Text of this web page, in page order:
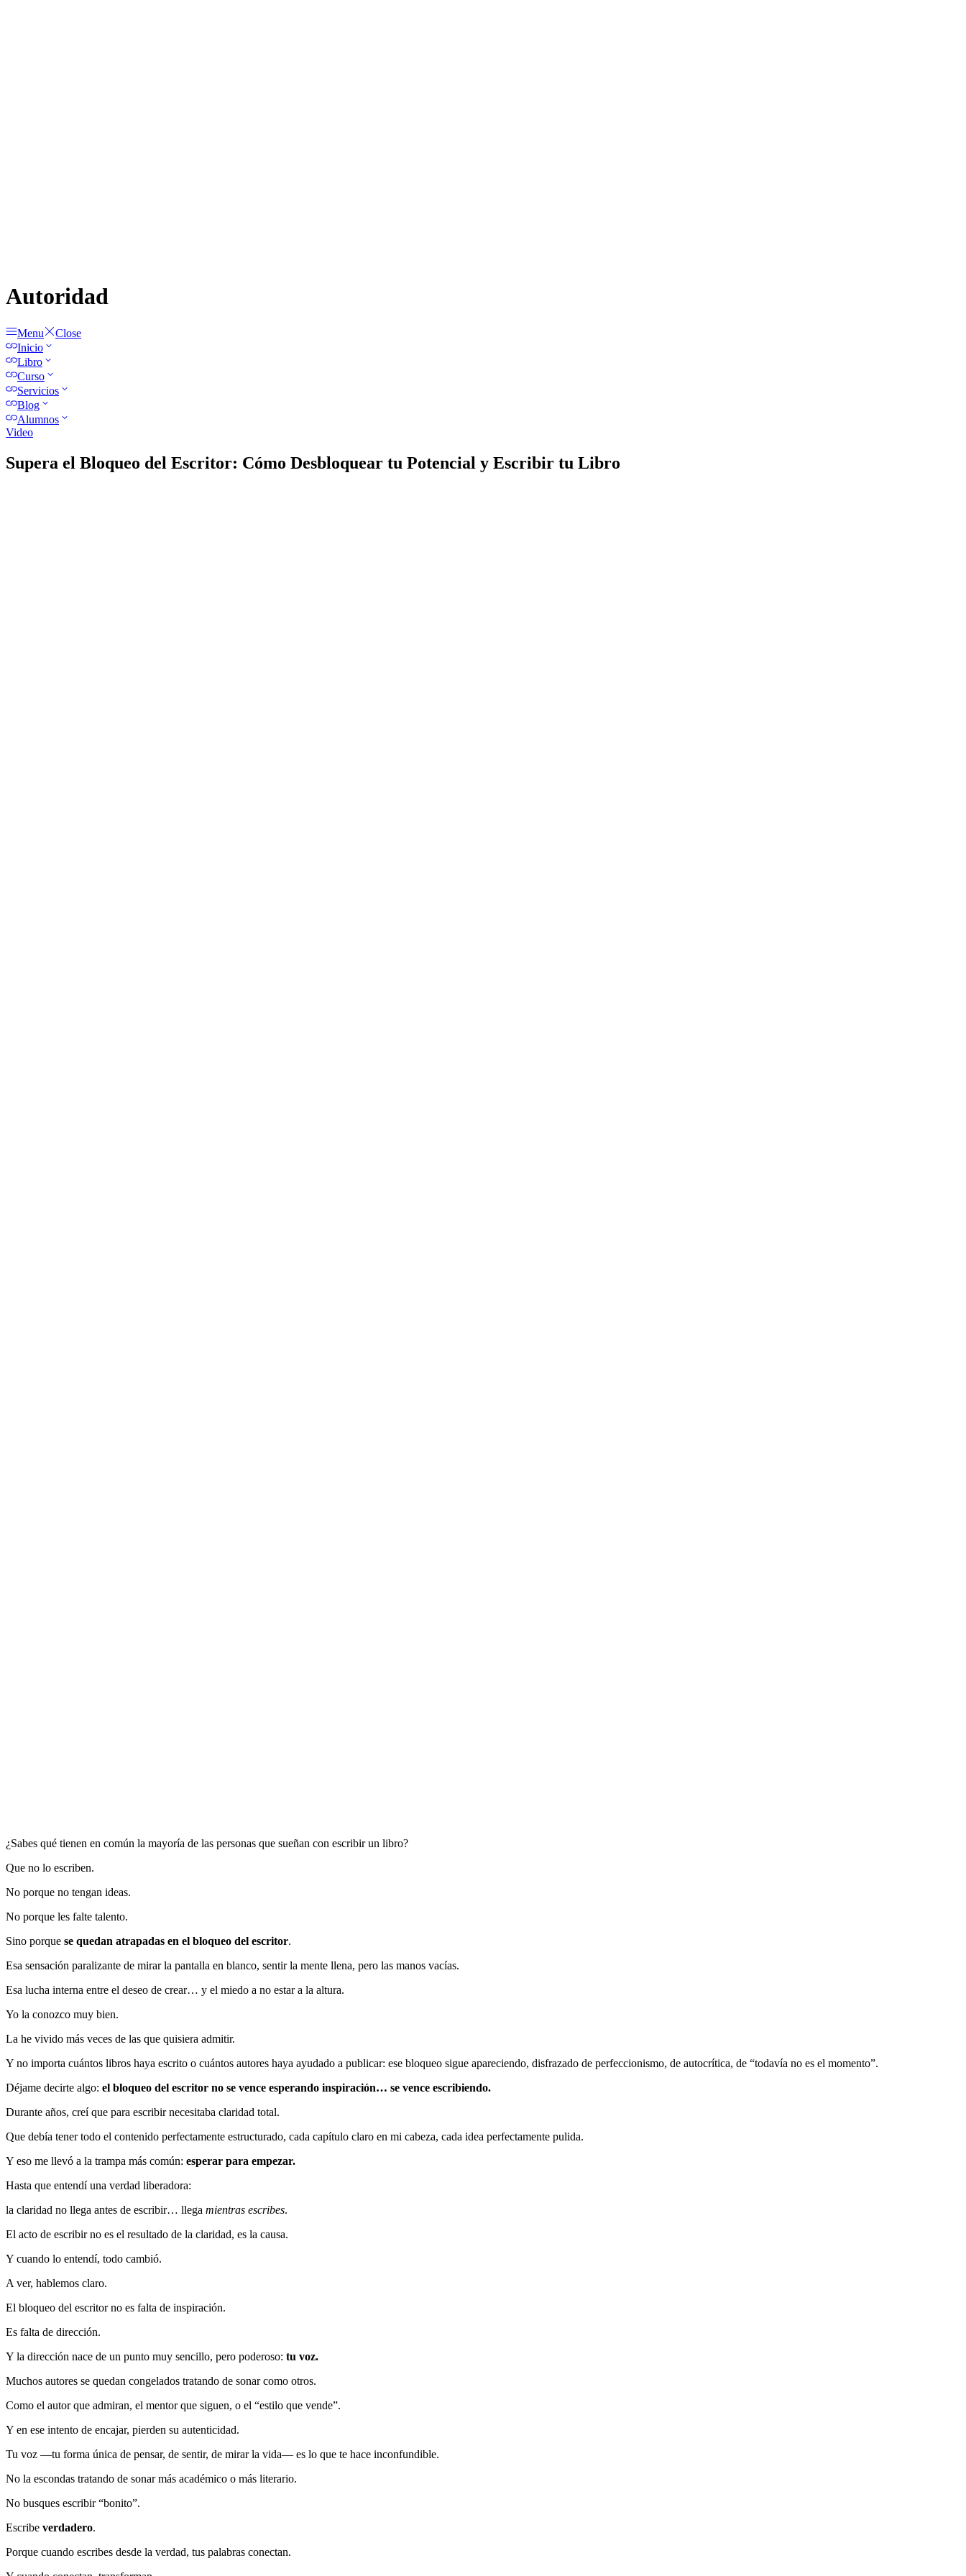
Autoridad
Menu
Close
Inicio
Libro
Curso
Servicios
Blog
Alumnos
Video
Supera el Bloqueo del Escritor: Cómo Desbloquear tu Potencial y Escribir tu Libro
¿Sabes qué tienen en común la mayoría de las personas que sueñan con escribir un libro?
Que no lo escriben.
No porque no tengan ideas.
No porque les falte talento.
Sino porque se quedan atrapadas en el bloqueo del escritor.
Esa sensación paralizante de mirar la pantalla en blanco, sentir la mente llena, pero las manos vacías.
Esa lucha interna entre el deseo de crear… y el miedo a no estar a la altura.
Yo la conozco muy bien.
La he vivido más veces de las que quisiera admitir.
Y no importa cuántos libros haya escrito o cuántos autores haya ayudado a publicar: ese bloqueo sigue apareciendo, disfrazado de perfeccionismo, de autocrítica, de “todavía no es el momento”.
Déjame decirte algo: el bloqueo del escritor no se vence esperando inspiración… se vence escribiendo.
Durante años, creí que para escribir necesitaba claridad total.
Que debía tener todo el contenido perfectamente estructurado, cada capítulo claro en mi cabeza, cada idea perfectamente pulida.
Y eso me llevó a la trampa más común: esperar para empezar.
Hasta que entendí una verdad liberadora:
la claridad no llega antes de escribir… llega mientras escribes.
El acto de escribir no es el resultado de la claridad, es la causa.
Y cuando lo entendí, todo cambió.
A ver, hablemos claro.
El bloqueo del escritor no es falta de inspiración.
Es falta de dirección.
Y la dirección nace de un punto muy sencillo, pero poderoso: tu voz.
Muchos autores se quedan congelados tratando de sonar como otros.
Como el autor que admiran, el mentor que siguen, o el “estilo que vende”.
Y en ese intento de encajar, pierden su autenticidad.
Tu voz —tu forma única de pensar, de sentir, de mirar la vida— es lo que te hace inconfundible.
No la escondas tratando de sonar más académico o más literario.
No busques escribir “bonito”.
Escribe verdadero.
Porque cuando escribes desde la verdad, tus palabras conectan.